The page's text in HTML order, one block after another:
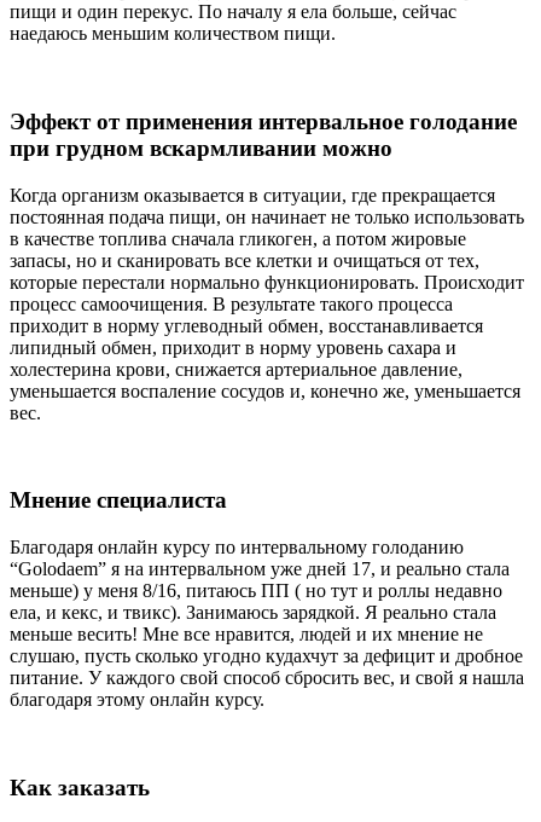
пищи и один перекус. По началу я ела больше, сейчас
наедаюсь меньшим количеством пищи.
Эффект от применения интервальное голодание
при грудном вскармливании можно
Когда организм оказывается в ситуации, где прекращается
постоянная подача пищи, он начинает не только использовать
в качестве топлива сначала гликоген, а потом жировые
запасы, но и сканировать все клетки и очищаться от тех,
которые перестали нормально функционировать. Происходит
процесс самоочищения. В результате такого процесса
приходит в норму углеводный обмен, восстанавливается
липидный обмен, приходит в норму уровень сахара и
холестерина крови, снижается артериальное давление,
уменьшается воспаление сосудов и, конечно же, уменьшается
вес.
Мнение специалиста
Благодаря онлайн курсу по интервальному голоданию
“Golodaem” я на интервальном уже дней 17, и реально стала
меньше) у меня 8/16, питаюсь ПП ( но тут и роллы недавно
ела, и кекс, и твикс). Занимаюсь зарядкой. Я реально стала
меньше весить! Мне все нравится, людей и их мнение не
слушаю, пусть сколько угодно кудахчут за дефицит и дробное
питание. У каждого свой способ сбросить вес, и свой я нашла
благодаря этому онлайн курсу.
Как заказать